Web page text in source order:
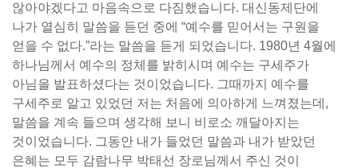
않아야겠다고 마음속으로 다짐했습니다. 대신동제단에
나가 열심히 말씀을 듣던 중에 “예수를 믿어서는 구원을
얻을 수 없다.”라는 말씀을 듣게 되었습니다. 1980년 4월에
하나님께서 예수의 정체를 밝히시며 예수는 구세주가
아님을 발표하셨다는 것이었습니다. 그때까지 예수를
구세주로 알고 있었던 저는 처음에 의아하게 느껴졌는데,
말씀을 계속 들으며 생각해 보니 비로소 깨달아지는
것이었습니다. 그동안 내가 들었던 말씀과 내가 받았던
은혜는 모두 감람나무 박태선 장로님께서 주신 것이